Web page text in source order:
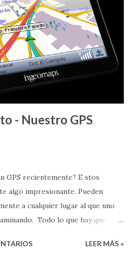
nos venden por ahí), El amor del
nada más y nada menos, que el
Jesús - Aleluya. Amor que es
la capacidad y habilidad de
- Nuestro GPS
GPS recientemente? E stos
algo impresionante. Pueden
a cualquier lugar al que uno
Todo lo que hay que
de carreteras que tienen
LEER MÁS »